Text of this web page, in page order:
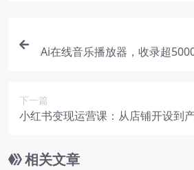
Ai在线音乐播放器，收录超
下一篇
小红书变现运营课：从店铺开设到
相关文章